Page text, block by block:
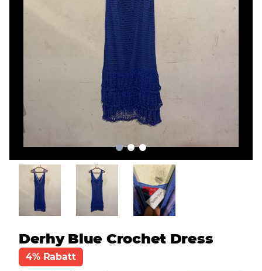
Derhy Blue Crochet Dress
4% Rabatt